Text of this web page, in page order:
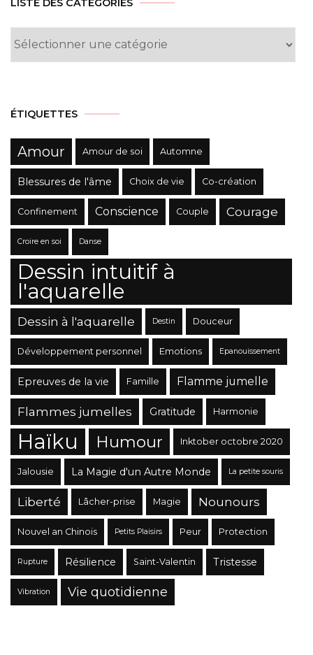
LISTE DES CATÉGORIES
Liste
ÉTIQUETTES
Amour Amour de soi Automne
Blessures de l'âme Choix de vie Co-création
Confinement Conscience Couple Courage
Croire en soi Danse
Dessin intuitif à
l'aquarelle
Dessin à l'aquarelle Destin Douceur
Développement personnel Emotions Epanouissement
Epreuves de la vie Famille Flamme jumelle
Flammes jumelles Gratitude Harmonie
Haïku Humour Inktober octobre 2020
Jalousie La Magie d'un Autre Monde La petite souris
Liberté Lâcher-prise Magie Nounours
Nouvel an Chinois Petits Plaisirs Peur Protection
Rupture Résilience Saint-Valentin Tristesse
Vibration Vie quotidienne